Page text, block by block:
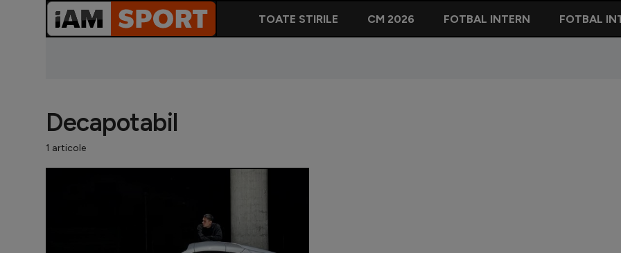
TOATE STIRILE CM 2026 FOTBAL INTERN FOTBAL
Decapotabil
1 articole